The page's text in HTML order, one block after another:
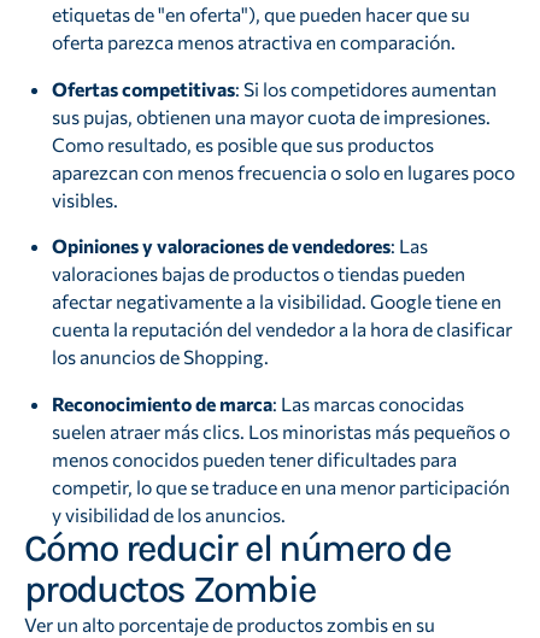
etiquetas de "en oferta"), que pueden hacer que su
oferta parezca menos atractiva en comparación.
Ofertas competitivas: Si los competidores aumentan
sus pujas, obtienen una mayor cuota de impresiones.
Como resultado, es posible que sus productos
aparezcan con menos frecuencia o solo en lugares poco
visibles.
Opiniones y valoraciones de vendedores: Las
valoraciones bajas de productos o tiendas pueden
afectar negativamente a la visibilidad. Google tiene en
cuenta la reputación del vendedor a la hora de clasificar
los anuncios de Shopping.
Reconocimiento de marca: Las marcas conocidas
suelen atraer más clics. Los minoristas más pequeños o
menos conocidos pueden tener dificultades para
competir, lo que se traduce en una menor participación
y visibilidad de los anuncios.
Cómo reducir el número de
productos Zombie
Ver un alto porcentaje de productos zombis en su